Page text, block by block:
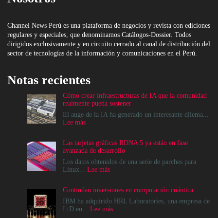
Channel News Perú es una plataforma de negocios y revista con ediciones
regulares y especiales, que denominamos Catálogos-Dossier. Todos
dirigidos exclusivamente y en circuito cerrado al canal de distribución del
sector de tecnologías de la información y comunicaciones en el Perú.
Notas recientes
Cómo crear infraestructuras de IA que la comunidad
realmente pueda sostener
El auge de la IA ha generado un interesante dilema...
Lee más:
infraestructuras
de
IA
que
realmente
pueda
sostener
Las tarjetas gráficas RDNA 5 ya están en fase
avanzada de desarrollo
Los datos obtenidos de una serie de parches para
Linux... Lee más:
gráficas
RDNA
5
Continúan inversiones en computación cuántica
IBM ha adquirido HRL Laboratories, una empresa de
I+D en... Lee más: